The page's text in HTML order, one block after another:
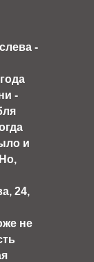
-
-
и
24,
не